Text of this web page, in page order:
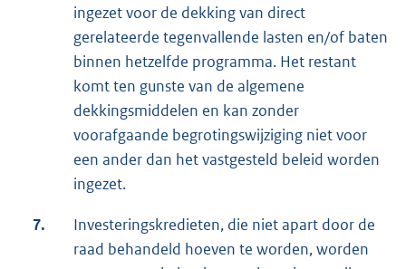
ingezet voor de dekking van direct
gerelateerde tegenvallende lasten en/of baten
binnen hetzelfde programma. Het restant
komt ten gunste van de algemene
dekkingsmiddelen en kan zonder
voorafgaande begrotingswijziging niet voor
een ander dan het vastgesteld beleid worden
ingezet.
7.
Investeringskredieten, die niet apart door de
raad behandeld hoeven te worden, worden